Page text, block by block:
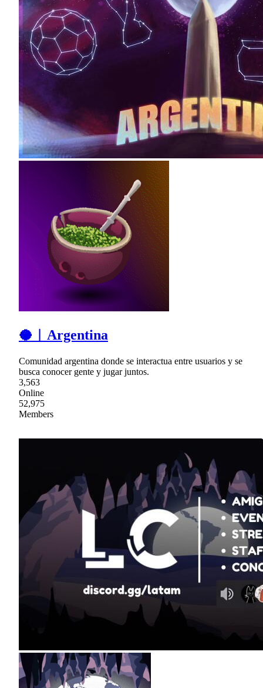
🥥︱Argentina
Comunidad argentina donde se interactua entre usuarios y se
busca conocer gente y jugar juntos.
3,563
Online
52,975
Members